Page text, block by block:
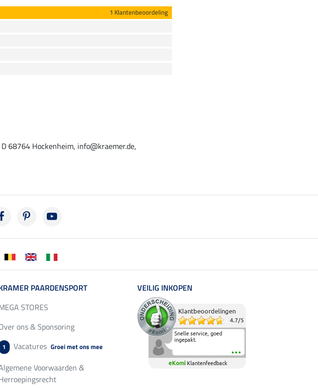
1 Klantenbeoordeling
68764 Hockenheim, info@kraemer.de,
PAARDENSPORT
STORES
ons & Sponsoring
1 Vacatures Groei met ons mee
Voorwaarden &
VEILIG INKOPEN
Klantbeoordelingen
4.7/5
Snelle service, goed
ingepakt.
eKomi Klantenfeedback